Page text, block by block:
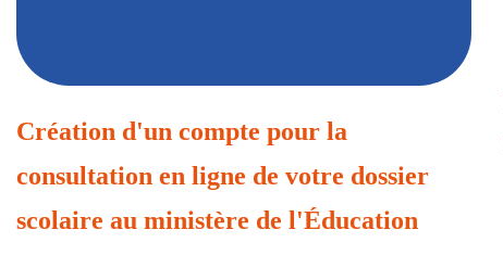
Création d'un compte pour la
consultation en ligne de votre dossier
scolaire au ministère de l'Éducation